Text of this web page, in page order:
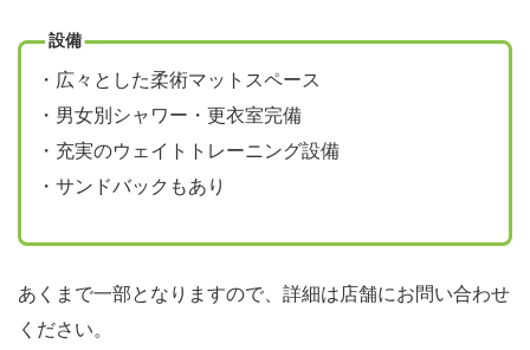
設備
・広々とした柔術マットスペース
・男女別シャワー・更衣室完備
・充実のウェイトトレーニング設備
・サンドバックもあり
あくまで一部となりますので、詳細は店舗にお問い合わせ
ください。